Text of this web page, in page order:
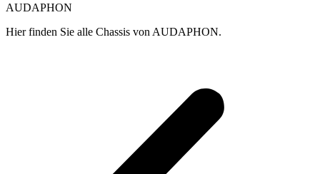
AUDAPHON
Hier finden Sie alle Chassis von AUDAPHON.